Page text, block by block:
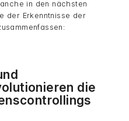
in den nächsten
der Erkenntnisse der
die